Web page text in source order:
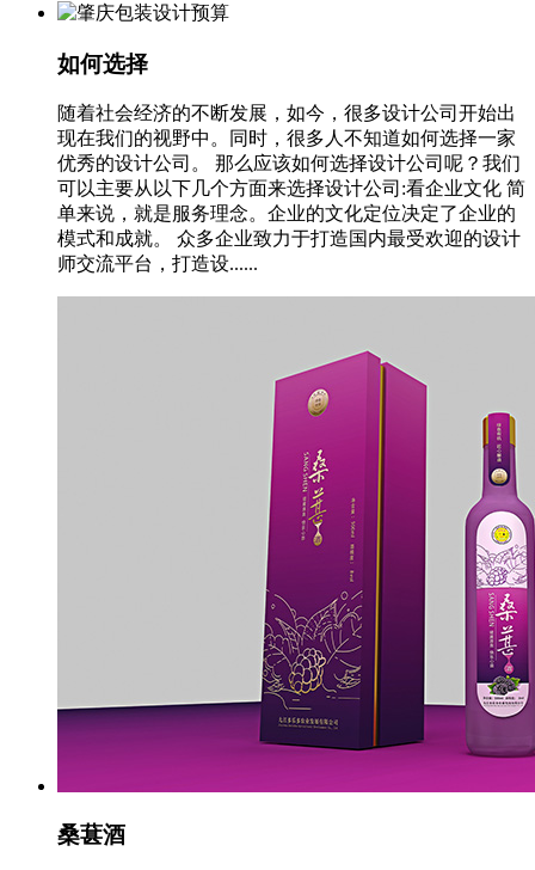
如何选择
随着社会经济的不断发展，如今，很多设计公司开始出
现在我们的视野中。同时，很多人不知道如何选择一家
优秀的设计公司。 那么应该如何选择设计公司呢？我们
可以主要从以下几个方面来选择设计公司:看企业文化 简
单来说，就是服务理念。企业的文化定位决定了企业的
模式和成就。 众多企业致力于打造国内最受欢迎的设计
师交流平台，打造设......
桑葚酒